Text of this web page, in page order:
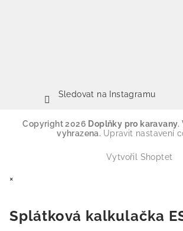
Sledovat na Instagramu
Copyright 2026 Doplňky pro karavany.
vyhrazena. Upravit nastavení
Vytvořil Shoptet
×
Splátková kalkulačka